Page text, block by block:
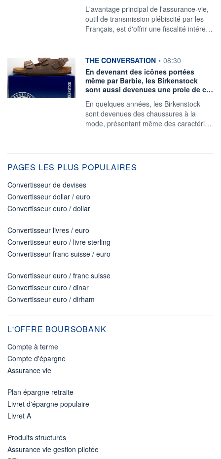
L'avantage principal de l'assurance-vie,
outil de transmission plébiscité par les
Français, est d'offrir une fiscalité intére…
information fournie par
THE CONVERSATION • 08:30
En devenant des icônes portées
même par Barbie, les Birkenstock
sont aussi devenues une proie de c…
En quelques années, les Birkenstock
sont devenues des chaussures à la
mode, présentant même des caractéri…
PAGES LES PLUS POPULAIRES
Convertisseur de devises
Convertisseur dollar / euro
Convertisseur euro / dollar
Convertisseur livres / euro
Convertisseur euro / livre sterling
Convertisseur franc suisse / euro
Convertisseur euro / franc suisse
Convertisseur euro / dinar
Convertisseur euro / dirham
L'OFFRE BOURSOBANK
Compte à terme
Compte d'épargne
Assurance vie
Plan épargne retraite
Livret d'épargne populaire
Livret A
Produits structurés
Assurance vie gestion pilotée